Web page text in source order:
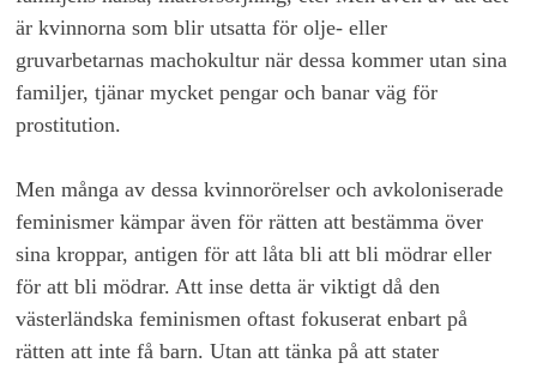
är kvinnorna som blir utsatta för olje- eller
gruvarbetarnas machokultur när dessa kommer utan sina
familjer, tjänar mycket pengar och banar väg för
prostitution.
Men många av dessa kvinnorörelser och avkoloniserade
feminismer kämpar även för rätten att bestämma över
sina kroppar, antigen för att låta bli att bli mödrar eller
för att bli mödrar. Att inse detta är viktigt då den
västerländska feminismen oftast fokuserat enbart på
rätten att inte få barn. Utan att tänka på att stater